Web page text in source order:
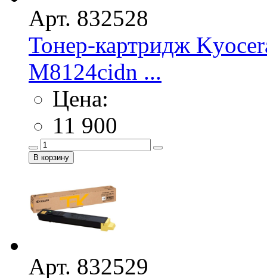
Арт. 832528
Тонер-картридж
M8124cidn ...
Цена:
11 900
Арт. 832529